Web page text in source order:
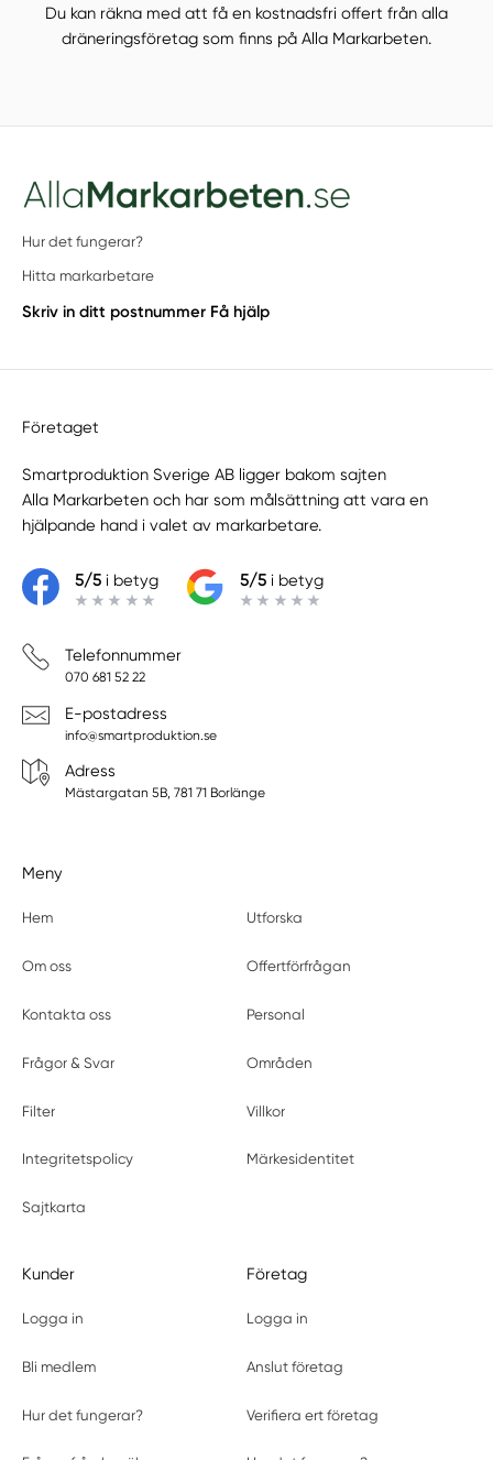
Du kan räkna med att få en kostnadsfri offert från alla
dräneringsföretag som finns på Alla Markarbeten.
Hur det fungerar?
Hitta markarbetare
Skriv in ditt postnummer Få hjälp
Företaget
Smartproduktion Sverige AB ligger bakom sajten
Alla Markarbeten och har som målsättning att vara en
hjälpande hand i valet av markarbetare.
5/5i betyg 5/5i betyg
Telefonnummer
070 681 52 22
E-postadress
info@smartproduktion.se
Adress
Mästargatan 5B, 781 71 Borlänge
Meny
Hem Utforska
Om oss Offertförfrågan
Kontakta oss Personal
Frågor & Svar Områden
Filter Villkor
Integritetspolicy Märkesidentitet
Sajtkarta
Kunder
Logga in
Bli medlem
Hur det fungerar?
Företag
Logga in
Anslut företag
Verifiera ert företag